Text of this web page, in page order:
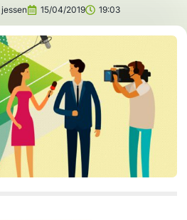
jessen 15/04/2019 19:03